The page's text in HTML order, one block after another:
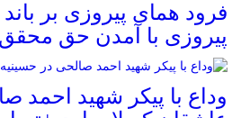
فرود همای پیروزی بر باند
پیروزی با آمدن حق
وداع با پیکر شهید احمد